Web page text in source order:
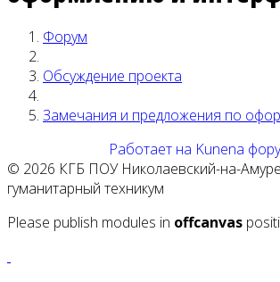
Форум
Обсуждение проекта
Замечания и предложения по
Работает на Kunena
© 2026 КГБ ПОУ Николаевский-на-
гуманитарный техникум
Please publish modules in offcanvas